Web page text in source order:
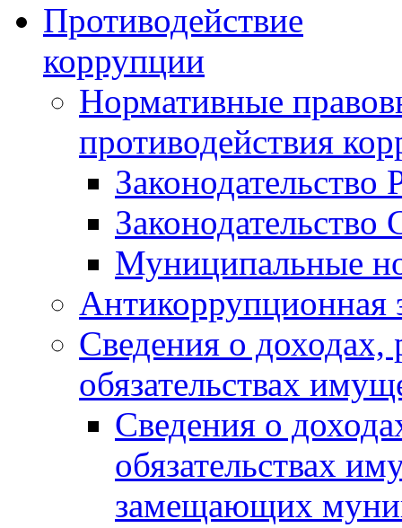
Противодействие
коррупции
Нормативные
противодействия
Законодательство
Муниципальные
Антикоррупционная
Сведения о доходах,
обязательствах
Сведения о
обязательствах
замещающих